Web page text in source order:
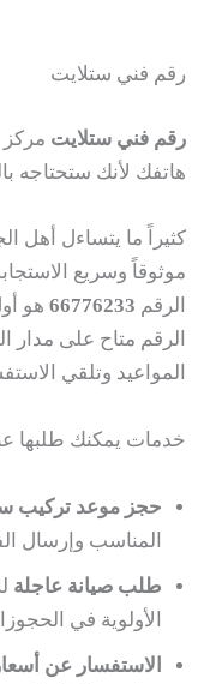
رقم فني ستلايت
رقم فني ستلايت مركز
هاتفك لأنك ستحتاجه
كثيراً ما يتساءل أهل
موثوقاً وسريع
الرقم 66776233 هو
الرقم متاح على مدار
المواعيد وتلقي
خدمات يمكنك طلبها
حجز موعد تركيب
المناسب وإرسال
طلب صيانة عاجلة
الأولوية في
الاستفسار عن